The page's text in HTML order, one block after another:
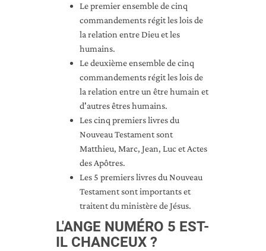
Le premier ensemble de cinq
commandements régit les lois de
la relation entre Dieu et les
humains.
Le deuxième ensemble de cinq
commandements régit les lois de
la relation entre un être humain et
d'autres êtres humains.
Les cinq premiers livres du
Nouveau Testament sont
Matthieu, Marc, Jean, Luc et Actes
des Apôtres.
Les 5 premiers livres du Nouveau
Testament sont importants et
traitent du ministère de Jésus.
L'ANGE NUMÉRO 5 EST-
IL CHANCEUX ?